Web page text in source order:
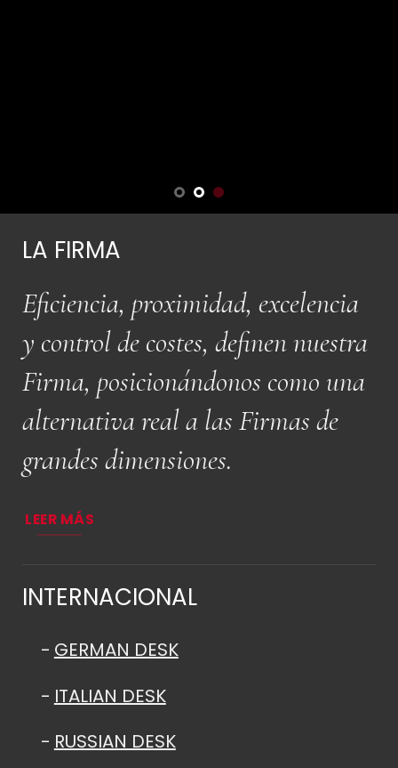
LA FIRMA
Eficiencia, proximidad, excelencia
y control de costes, definen nuestra
Firma, posicionándonos como una
alternativa real a las Firmas de
grandes dimensiones.
LEER MÁS
INTERNACIONAL
GERMAN DESK
ITALIAN DESK
RUSSIAN DESK